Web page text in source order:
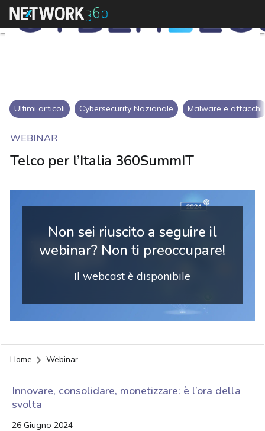
Ultimi articoli Cybersecurity Nazionale Malware e attacchi
WEBINAR
Telco per l’Italia 360SummIT
Non sei riuscito a seguire il
webinar? Non ti preoccupare!
Il webcast è disponibile
Home Webinar
Innovare, consolidare, monetizzare: è l’ora della
svolta
26 Giugno 2024